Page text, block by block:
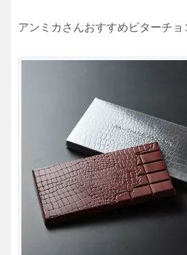
アンミカさんおすすめビターチョ